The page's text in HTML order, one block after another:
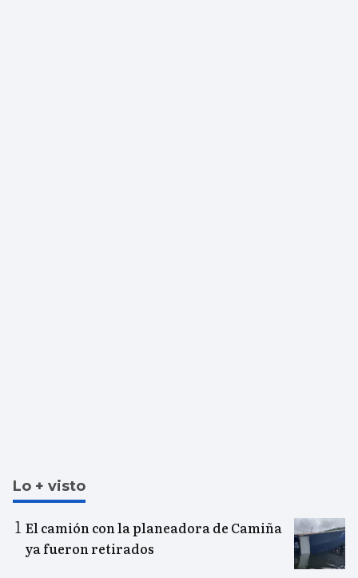
Lo + visto
El camión con la planeadora de Camiña
ya fueron retirados